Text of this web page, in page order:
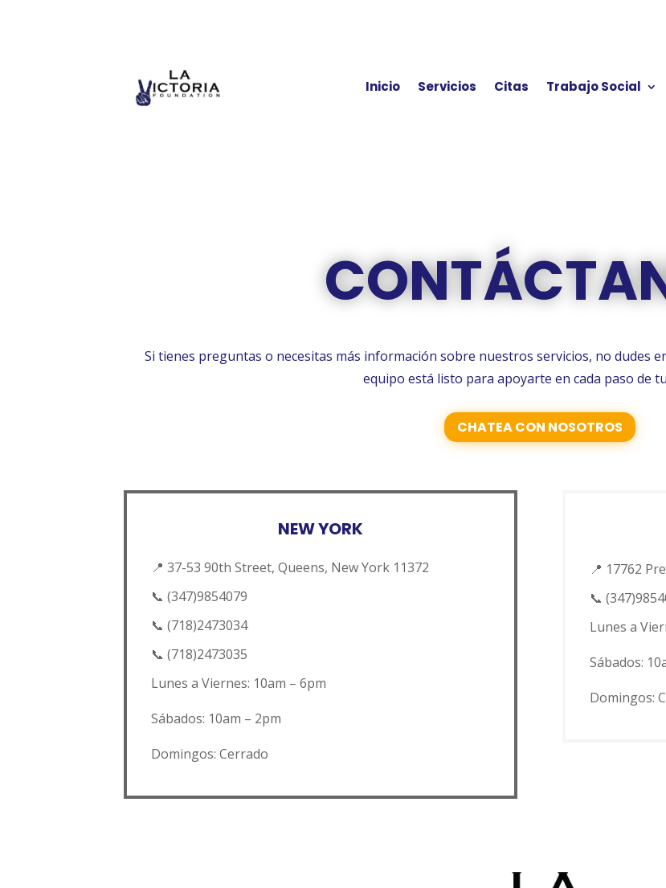
Inicio Servicios Citas Trabajo Social
Si tienes preguntas o necesitas más información sobre nuestros servicios, no dudes
equipo está listo para apoyarte en cada paso de
CHATEA CON NOSOTROS
NEW YORK
📍 37-53 90th Street, Queens, New York 11372
📞(347)9854079
📞(718)2473034
📞(718)2473035
Lunes a Viernes: 10am – 6pm
Sábados: 10am – 2pm
Domingos: Cerrado
📍 17762
📞
Lunes a
Sábados:
Domingos: